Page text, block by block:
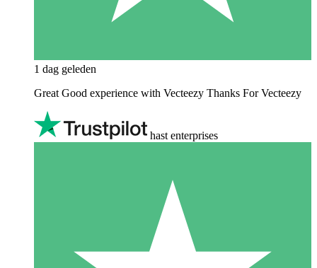
1 dag geleden
Great Good experience with Vecteezy Thanks For Vecteezy
hast enterprises